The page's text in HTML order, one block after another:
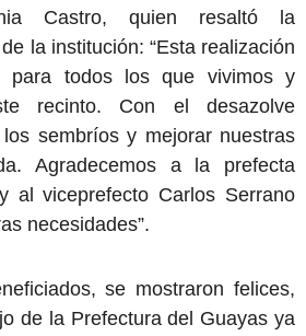
Castro, quien resaltó la
la institución: “Esta realización
para todos los que vivimos y
recinto. Con el desazolve
sembríos y mejorar nuestras
Agradecemos a la prefecta
al viceprefecto Carlos Serrano
necesidades”.
se mostraron felices,
de la Prefectura del Guayas ya